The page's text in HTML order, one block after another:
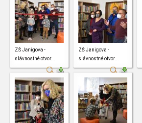
ZŠ Janigova -
slávnostné otvor...
ZŠ Janigova -
slávnostné otvor...